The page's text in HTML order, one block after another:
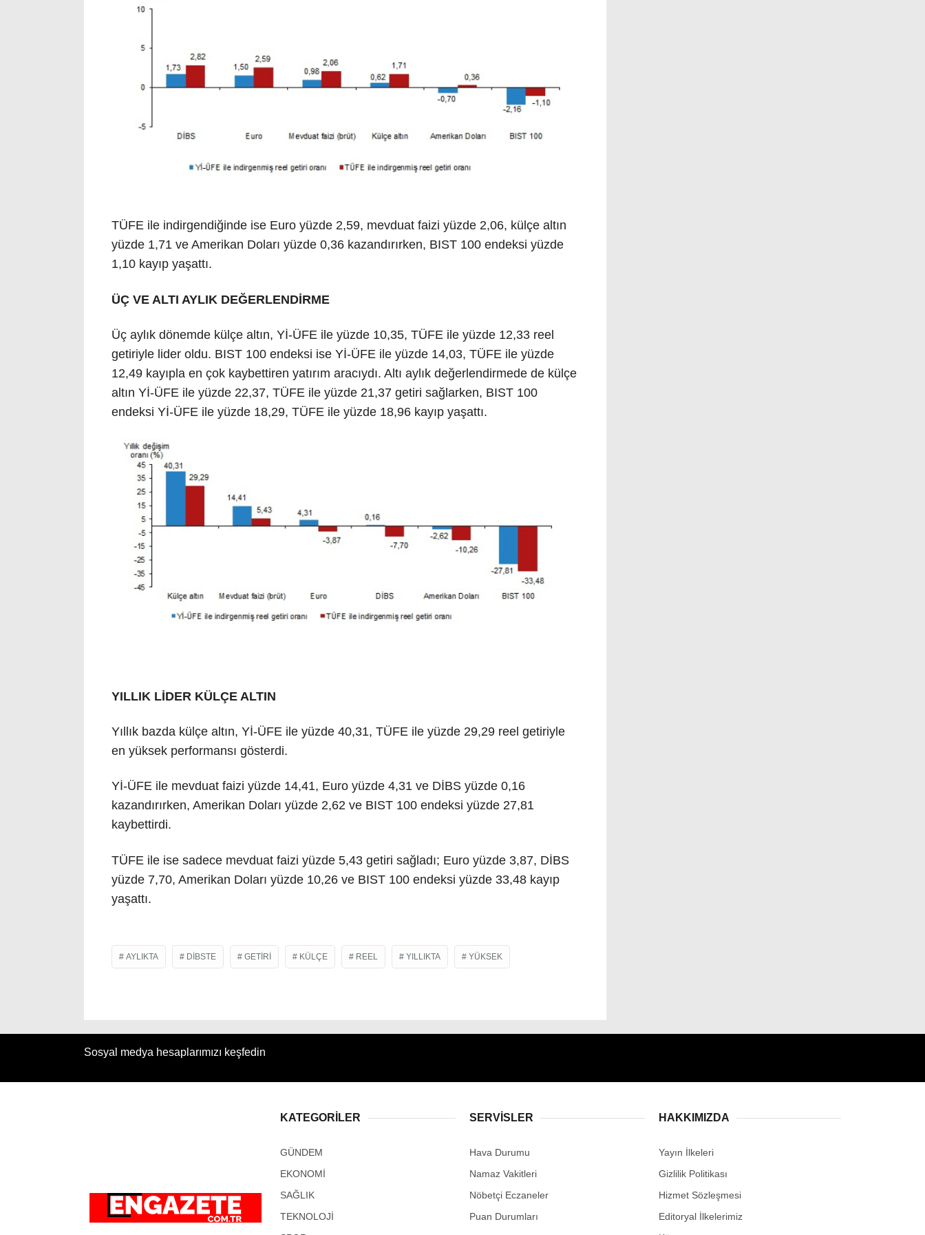
TÜFE ile indirgendiğinde ise Euro yüzde 2,59, mevduat faizi yüzde 2,06, külçe altın
yüzde 1,71 ve Amerikan Doları yüzde 0,36 kazandırırken, BIST 100 endeksi yüzde
1,10 kayıp yaşattı.
ÜÇ VE ALTI AYLIK DEĞERLENDİRME
Üç aylık dönemde külçe altın, Yİ-ÜFE ile yüzde 10,35, TÜFE ile yüzde 12,33 reel
getiriyle lider oldu. BIST 100 endeksi ise Yİ-ÜFE ile yüzde 14,03, TÜFE ile yüzde
12,49 kayıpla en çok kaybettiren yatırım aracıydı. Altı aylık değerlendirmede de külçe
altın Yİ-ÜFE ile yüzde 22,37, TÜFE ile yüzde 21,37 getiri sağlarken, BIST 100
endeksi Yİ-ÜFE ile yüzde 18,29, TÜFE ile yüzde 18,96 kayıp yaşattı.
YILLIK LİDER KÜLÇE ALTIN
Yıllık bazda külçe altın, Yİ-ÜFE ile yüzde 40,31, TÜFE ile yüzde 29,29 reel getiriyle
en yüksek performansı gösterdi.
Yİ-ÜFE ile mevduat faizi yüzde 14,41, Euro yüzde 4,31 ve DİBS yüzde 0,16
kazandırırken, Amerikan Doları yüzde 2,62 ve BIST 100 endeksi yüzde 27,81
kaybettirdi.
TÜFE ile ise sadece mevduat faizi yüzde 5,43 getiri sağladı; Euro yüzde 3,87, DİBS
yüzde 7,70, Amerikan Doları yüzde 10,26 ve BIST 100 endeksi yüzde 33,48 kayıp
yaşattı.
AYLIKTA DIBSTE GETIRI KÜLÇE REEL YILLIKTA YÜKSEK
Sosyal medya hesaplarımızı keşfedin
KATEGORİLER
GÜNDEM
EKONOMİ
SAĞLIK
TEKNOLOJİ
SERVİSLER
Hava Durumu
Namaz Vakitleri
Nöbetçi Eczaneler
Puan Durumları
HAKKIMIZDA
Yayın İlkeleri
Gizlilik Politikası
Hizmet Sözleşmesi
Editoryal İlkelerimiz